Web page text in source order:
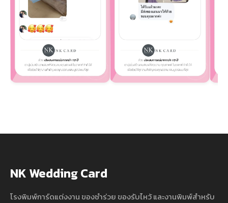
NK Wedding Card
โรงพิมพ์การ์ดแต่งงาน ของชำร่วย ของรับไหว้ และงานพิมพ์สำหรับ